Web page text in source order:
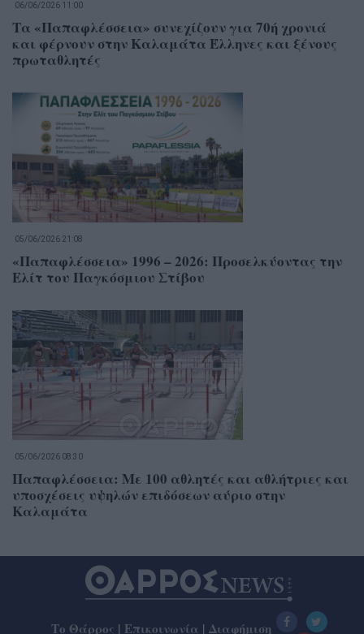
06/06/2026 11:00
Τα «Παπαφλέσσεια» συνεχίζουν για 70ή χρονιά
και φέρνουν στην Καλαμάτα Έλληνες και ξένους
πρωταθλητές
05/06/2026 21:08
«Παπαφλέσσεια» 1996 – 2026: Προσελκύοντας την
Ελίτ του Παγκόσμιου Στίβου
05/06/2026 08:30
Παπαφλέσσεια: Με 100 αθλητές και αθλήτριες και
υποσχέσεις υψηλών επιδόσεων αύριο στην
Καλαμάτα
Το Θάρρος | Επικοινωνία | Διαφήμιση